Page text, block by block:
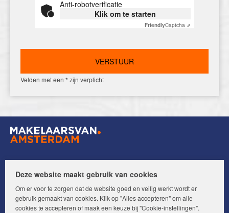
Anti-robotverificatie
Klik om te starten
FriendlyCaptcha ⇗
Velden met een * zijn verplicht
Volg ons op:
Deze website maakt gebruik van cookies
Om er voor te zorgen dat de website goed en veilig werkt wordt er
gebruik gemaakt van cookies. Klik op "Alles accepteren" om alle
cookies te accepteren of maak een keuze bij "Cookie-instellingen".